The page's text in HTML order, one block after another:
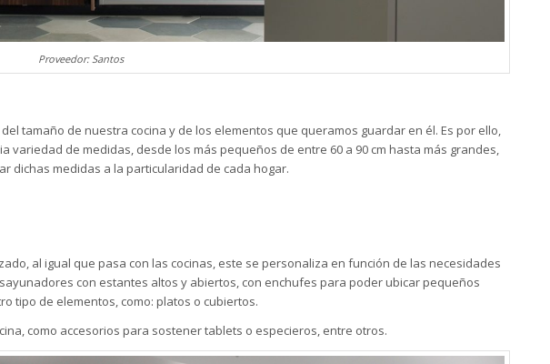
Proveedor: Santos
tamaño de nuestra cocina y de los elementos que queramos guardar en él. Es por ello,
de medidas, desde los más pequeños de entre 60 a 90 cm hasta más grandes,
dichas medidas a la particularidad de cada hogar.
al igual que pasa con las cocinas, este se personaliza en función de las necesidades
con estantes altos y abiertos, con enchufes para poder ubicar pequeños
tipo de elementos, como: platos o cubiertos.
como accesorios para sostener tablets o especieros, entre otros.